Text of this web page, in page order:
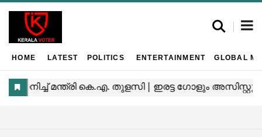
HOME LATEST POLITICS ENTERTAINMENT GLOBAL